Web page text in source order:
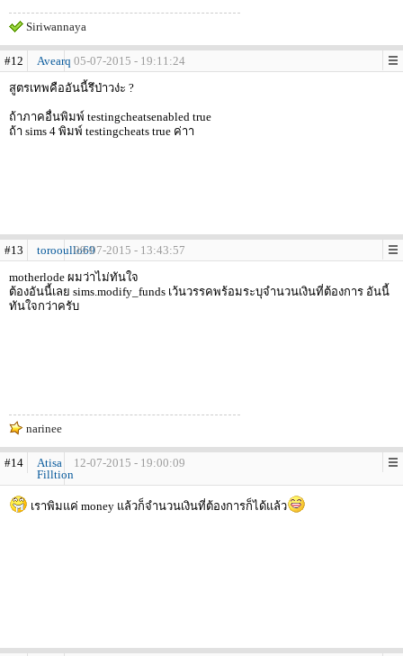
Siriwannaya
#12 Avearq 05-07-2015 - 19:11:24
สูตรเทพคืออันนี้รึป่าวง่ะ ?
ถ้าภาคอื่นพิมพ์ testingcheatsenabled true
ถ้า sims 4 พิมพ์ testingcheats true ค่าา
#13 torooullo6909-07-2015 - 13:43:57
motherlode ผมว่าไม่ทันใจ
ต้องอันนี้เลย sims.modify_funds เว้นวรรคพร้อมระบุจำนวนเงินที่ต้องการ อันนี้
ทันใจกว่าครับ
narinee
#14
Atisa
Filltion
12-07-2015 - 19:00:09
เราพิมแค่ money แล้วก็จำนวนเงินที่ต้องการก็ได้แล้ว